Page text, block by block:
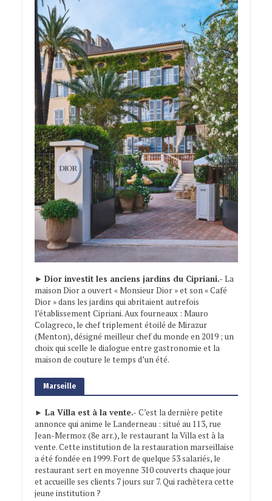
► Dior investit les anciens jardins du Cipriani.- La
maison Dior a ouvert « Monsieur Dior » et son « Café
Dior » dans les jardins qui abritaient autrefois
l’établissement Cipriani. Aux fourneaux : Mauro
Colagreco, le chef triplement étoilé de Mirazur
(Menton), désigné meilleur chef du monde en 2019 ; un
choix qui scelle le dialogue entre gastronomie et la
maison de couture le temps d’un été.
Marseille
► La Villa est à la vente.- C’est la dernière petite
annonce qui anime le Landerneau : situé au 113, rue
Jean-Mermoz (8e arr.), le restaurant la Villa est à la
vente. Cette institution de la restauration marseillaise
a été fondée en 1999. Fort de quelque 53 salariés, le
restaurant sert en moyenne 310 couverts chaque jour
et accueille ses clients 7 jours sur 7. Qui rachètera cette
jeune institution ?